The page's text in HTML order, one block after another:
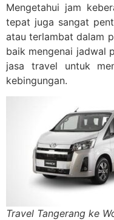
Mengetahui jam
tepat juga sangat
atau terlambat dalam
baik mengenai jadwal
jasa travel untuk
kebingungan.
Travel Tangerang ke